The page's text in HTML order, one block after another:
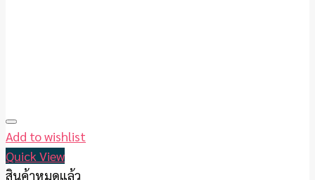
Add to wishlist
Quick View
สินค้าหมดแล้ว